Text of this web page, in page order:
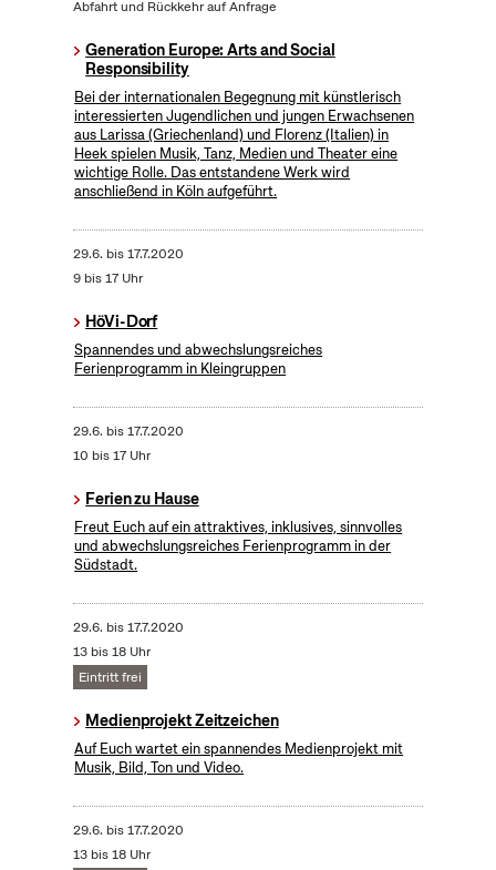
Abfahrt und Rückkehr auf Anfrage
Generation Europe: Arts and Social
Responsibility
Bei der internationalen Begegnung mit künstlerisch
interessierten Jugendlichen und jungen Erwachsenen
aus Larissa (Griechenland) und Florenz (Italien) in
Heek spielen Musik, Tanz, Medien und Theater eine
wichtige Rolle. Das entstandene Werk wird
anschließend in Köln aufgeführt.
29.6. bis17.7.2020
9 bis 17 Uhr
HöVi-Dorf
Spannendes und abwechslungsreiches
Ferienprogramm in Kleingruppen
29.6. bis17.7.2020
10 bis 17 Uhr
Ferien zu Hause
Freut Euch auf ein attraktives, inklusives, sinnvolles
und abwechslungsreiches Ferienprogramm in der
Südstadt.
29.6. bis17.7.2020
13 bis 18 Uhr
Eintritt frei
Medienprojekt Zeitzeichen
Auf Euch wartet ein spannendes Medienprojekt mit
Musik, Bild, Ton und Video.
29.6. bis17.7.2020
13 bis 18 Uhr